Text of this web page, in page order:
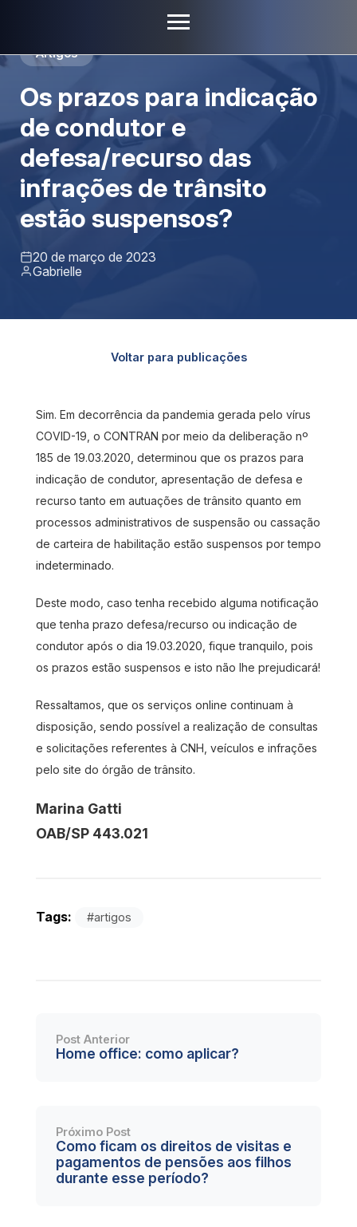
Artigos
Os prazos para indicação
de condutor e
defesa/recurso das
infrações de trânsito
estão suspensos?
20 de março de 2023
Gabrielle
Voltar para publicações
Sim. Em decorrência da pandemia gerada pelo vírus
COVID-19, o CONTRAN por meio da deliberação nº
185 de 19.03.2020, determinou que os prazos para
indicação de condutor, apresentação de defesa e
recurso tanto em autuações de trânsito quanto em
processos administrativos de suspensão ou cassação
de carteira de habilitação estão suspensos por tempo
indeterminado.
Deste modo, caso tenha recebido alguma notificação
que tenha prazo defesa/recurso ou indicação de
condutor após o dia 19.03.2020, fique tranquilo, pois
os prazos estão suspensos e isto não lhe prejudicará!
Ressaltamos, que os serviços online continuam à
disposição, sendo possível a realização de consultas
e solicitações referentes à CNH, veículos e infrações
pelo site do órgão de trânsito.
Marina Gatti
OAB/SP 443.021
Tags: #artigos
Post Anterior
Home office: como aplicar?
Próximo Post
Como ficam os direitos de visitas e
pagamentos de pensões aos filhos
durante esse período?